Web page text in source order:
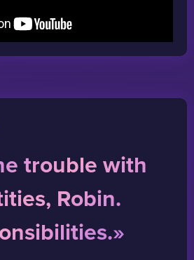
trouble with
Robin.